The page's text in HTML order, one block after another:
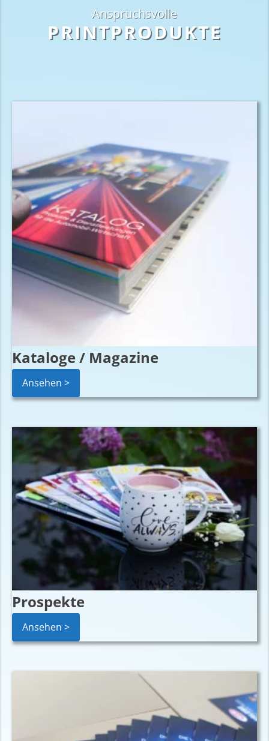
Anspruchsvolle
PRINTPRODUKTE
Kataloge / Magazine
Ansehen >
Prospekte
Ansehen >